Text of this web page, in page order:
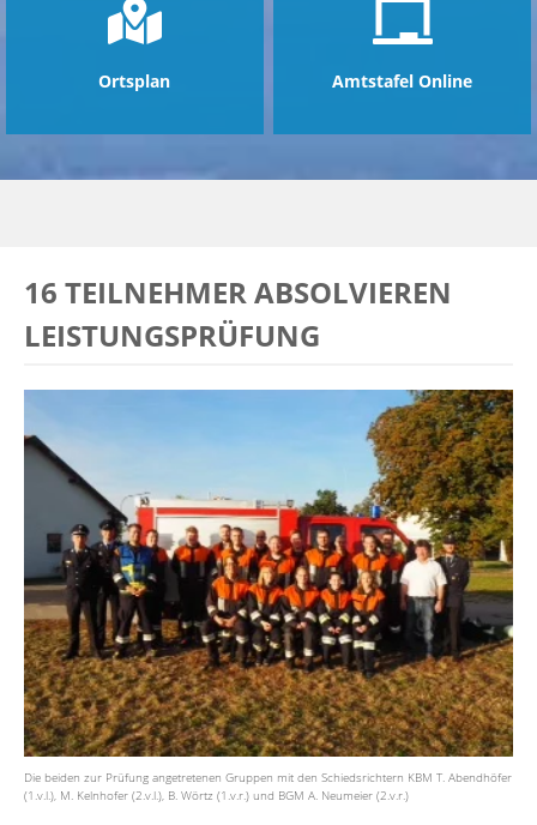
Ortsplan Amtstafel Online
16 TEILNEHMER ABSOLVIEREN
LEISTUNGSPRÜFUNG
Die beiden zur Prüfung angetretenen Gruppen mit den Schiedsrichtern KBM T. Abendhöfer
(1.v.l.), M. Kelnhofer (2.v.l.), B. Wörtz (1.v.r.) und BGM A. Neumeier (2.v.r.)